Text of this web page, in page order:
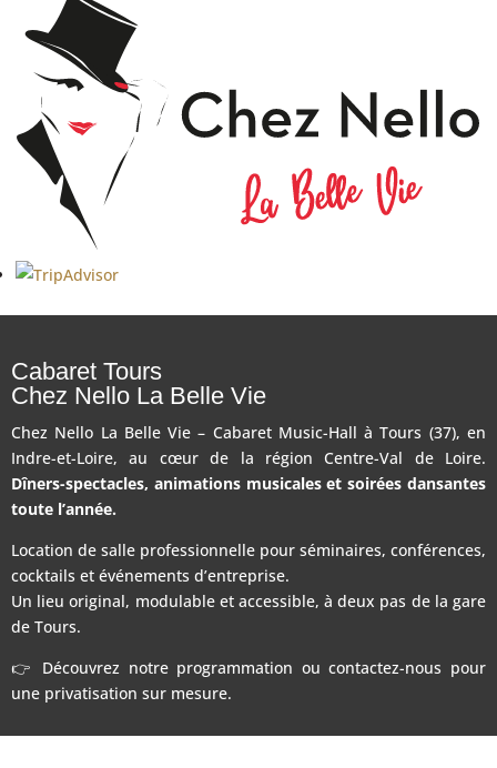
Cabaret Tours
Chez Nello La Belle Vie
Chez Nello La Belle Vie – Cabaret Music-Hall à Tours (37), en
Indre-et-Loire, au cœur de la région Centre-Val de Loire.
Dîners-spectacles, animations musicales et soirées dansantes
toute l’année.
Location de salle professionnelle pour séminaires, conférences,
cocktails et événements d’entreprise.
Un lieu original, modulable et accessible, à deux pas de la gare
de Tours.
👉 Découvrez notre programmation ou contactez-nous pour
une privatisation sur mesure.